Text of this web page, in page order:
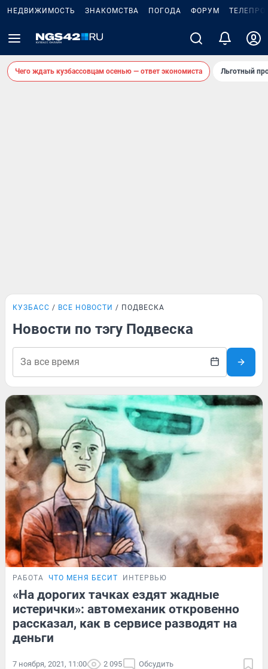
НЕДВИЖИМОСТЬ ЗНАКОМСТВА ПОГОДА ФОРУМ
Чего ждать кузбассовцам осенью — ответ экономиста Льготный
КУЗБАСС ВСЕ НОВОСТИ ПОДВЕСКА
Новости по тэгу Подвеска
РАБОТА ЧТО МЕНЯ БЕСИТ ИНТЕРВЬЮ
«На дорогих тачках ездят жадные
истерички»: автомеханик откровенно
рассказал, как в сервисе разводят на
деньги
7 ноября, 2021, 11:00 2 095 Обсудить